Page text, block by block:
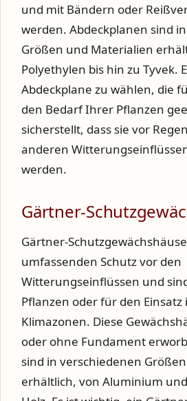
und mit Bändern oder
werden. Abdeckplanen sind
Größen und Materialien
Polyethylen bis hin zu Tyvek.
Abdeckplane zu wählen, die
den Bedarf Ihrer Pflanzen
sicherstellt, dass sie vor
anderen
werden.
Gärtner-
Gärtner-
umfassenden Schutz vor den
Witterungseinflüssen und
Pflanzen oder für den
Klimazonen. Diese
oder ohne Fundament
sind in verschiedenen
erhältlich, von Aluminium